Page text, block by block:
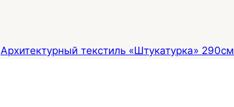
Архитектурный текстиль «Штукатурка» 290см